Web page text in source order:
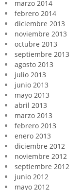
marzo 2014
febrero 2014
diciembre 2013
noviembre 2013
octubre 2013
septiembre 2013
agosto 2013
julio 2013
junio 2013
mayo 2013
abril 2013
marzo 2013
febrero 2013
enero 2013
diciembre 2012
noviembre 2012
septiembre 2012
junio 2012
mayo 2012